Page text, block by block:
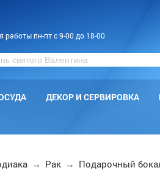
работы пн-пт с 9-00 до 18-00
ДЕКОР И СЕРВИРОВКА
→ Рак → Подарочный